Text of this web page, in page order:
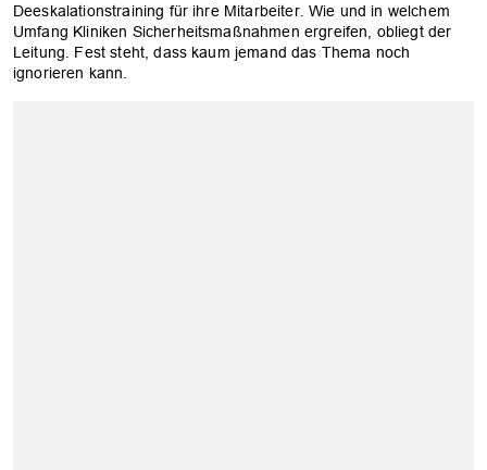
Deeskalationstraining für ihre Mitarbeiter. Wie und in welchem
Umfang Kliniken Sicherheitsmaßnahmen ergreifen, obliegt der
Leitung. Fest steht, dass kaum jemand das Thema noch
ignorieren kann.